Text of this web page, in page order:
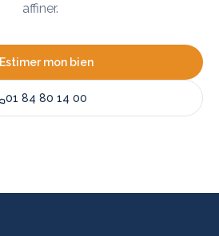
affiner.
Estimer mon bien
01 84 80 14 00